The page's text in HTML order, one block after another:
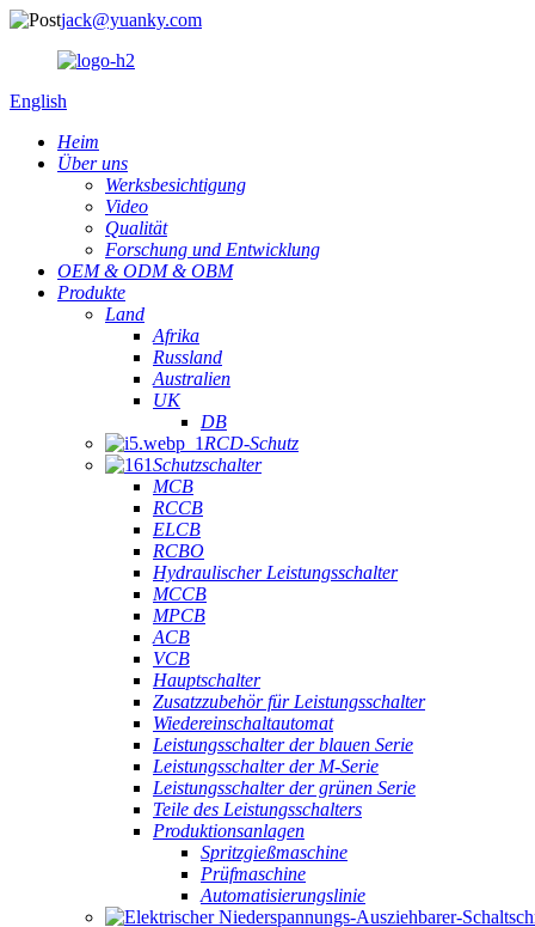
jack@yuanky.com
English
Heim
Über uns
Werksbesichtigung
Video
Qualität
Forschung und Entwicklung
OEM & ODM & OBM
Produkte
Land
Afrika
Russland
Australien
UK
DB
RCD-Schutz
Schutzschalter
MCB
RCCB
ELCB
RCBO
Hydraulischer Leistungsschalter
MCCB
MPCB
ACB
VCB
Hauptschalter
Zusatzzubehör für Leistungsschalter
Wiedereinschaltautomat
Leistungsschalter der blauen Serie
Leistungsschalter der M-Serie
Leistungsschalter der grünen Serie
Teile des Leistungsschalters
Produktionsanlagen
Spritzgießmaschine
Prüfmaschine
Automatisierungslinie